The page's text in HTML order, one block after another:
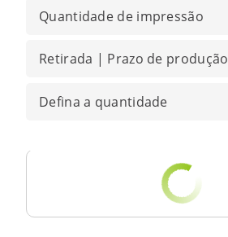
Quantidade de impressão
Retirada | Prazo de produção
Defina a quantidade